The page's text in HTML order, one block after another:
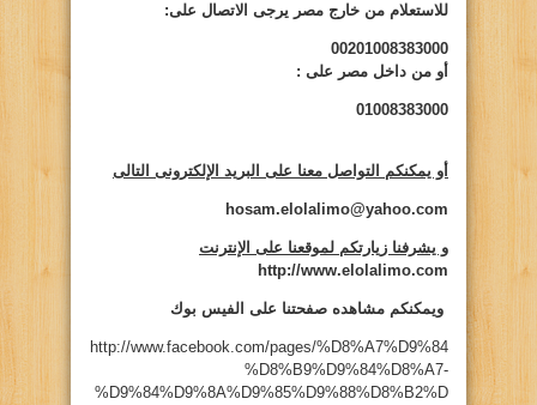
للاستعلام من خارج مصر يرجى الاتصال على:
00201008383000
أو من داخل مصر على :
01008383000
أو يمكنكم التواصل معنا على البريد الإلكترونى التالى
hosam.elolalimo@yahoo.com
و يشرفنا زيارتكم لموقعنا على الإنترنت
http://www.elolalimo.com
ويمكنكم مشاهده صفحتنا على الفيس بوك
http://www.facebook.com/pages/%D8%A7%D9%84
%D8%B9%D9%84%D8%A7-
%D9%84%D9%8A%D9%85%D9%88%D8%B2%D